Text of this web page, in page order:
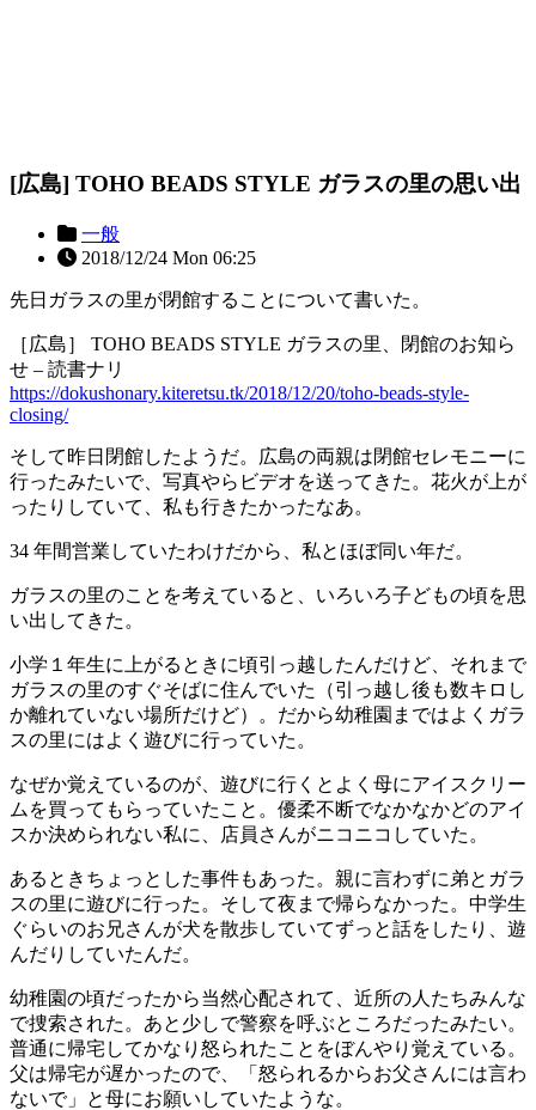
[広島] TOHO BEADS STYLE ガラスの里の思い出
一般
2018/12/24 Mon 06:25
先日ガラスの里が閉館することについて書いた。
［広島］ TOHO BEADS STYLE ガラスの里、閉館のお知ら
せ – 読書ナリ
https://dokushonary.kiteretsu.tk/2018/12/20/toho-beads-style-
closing/
そして昨日閉館したようだ。広島の両親は閉館セレモニーに
行ったみたいで、写真やらビデオを送ってきた。花火が上が
ったりしていて、私も行きたかったなあ。
34 年間営業していたわけだから、私とほぼ同い年だ。
ガラスの里のことを考えていると、いろいろ子どもの頃を思
い出してきた。
小学１年生に上がるときに頃引っ越したんだけど、それまで
ガラスの里のすぐそばに住んでいた（引っ越し後も数キロし
か離れていない場所だけど）。だから幼稚園まではよくガラ
スの里にはよく遊びに行っていた。
なぜか覚えているのが、遊びに行くとよく母にアイスクリー
ムを買ってもらっていたこと。優柔不断でなかなかどのアイ
スか決められない私に、店員さんがニコニコしていた。
あるときちょっとした事件もあった。親に言わずに弟とガラ
スの里に遊びに行った。そして夜まで帰らなかった。中学生
ぐらいのお兄さんが犬を散歩していてずっと話をしたり、遊
んだりしていたんだ。
幼稚園の頃だったから当然心配されて、近所の人たちみんな
で捜索された。あと少しで警察を呼ぶところだったみたい。
普通に帰宅してかなり怒られたことをぼんやり覚えている。
父は帰宅が遅かったので、「怒られるからお父さんには言わ
ないで」と母にお願いしていたような。